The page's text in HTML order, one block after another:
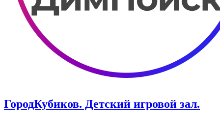
ГородКубиков. ​Детский игровой зал.